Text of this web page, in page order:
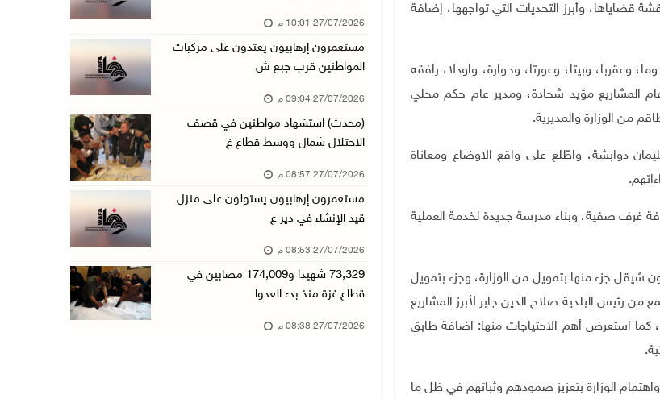
قضاياها، وأبرز التحديات التي تواجهها، إضافة
وبيتا، وعورتا، وحوارة، واودلا، رافقه
عام المشاريع مؤيد شحادة، ومدير عام حكم محلي
من الوزارة والمديرية.
دوابشة، واطّلع على واقع الاوضاع ومعاناة
غرف صفية، وبناء مدرسة جديدة لخدمة العملية
افتتح حجاوي مشاريع طرق داخلية في عقربا بقيمة 2 مليون شيقل جزء منها بتمويل من الوزارة، وجزء بتمويل
رئيس البلدية صلاح الدين جابر لأبرز المشاريع
كما استعرض أهم الاحتياجات منها: اضافة طابق
.
الوزارة بتعزيز صمودهم وثباتهم في ظل ما
27/07/2026 10:01 م
مستعمرون إرهابيون يعتدون على مركبات
المواطنين قرب جبع ش
27/07/2026 09:04 م
(محدث) استشهاد مواطنين في قصف
الاحتلال شمال ووسط قطاع غ
27/07/2026 08:57 م
مستعمرون إرهابيون يستولون على منزل
قيد الإنشاء في دير ع
27/07/2026 08:53 م
73,329 شهيدا و174,009 مصابين في
قطاع غزة منذ بدء العدوا
27/07/2026 08:38 م